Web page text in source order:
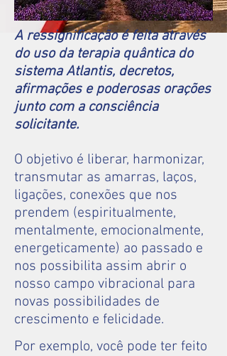
A ressignificação é feita através
do uso da terapia quântica do
sistema Atlantis, decretos,
afirmações e poderosas orações
junto com a consciência
solicitante.
O objetivo é liberar, harmonizar,
transmutar as amarras, laços,
ligações, conexões que nos
prendem (espiritualmente,
mentalmente, emocionalmente,
energeticamente) ao passado e
nos possibilita assim abrir o
nosso campo vibracional para
novas possibilidades de
crescimento e felicidade.
Por exemplo, você pode ter feito